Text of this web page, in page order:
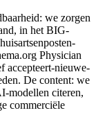
we zorgen
in het BIG-
Physician
accepteert-nieuwe-
De content: we
modellen citeren,
commerciële